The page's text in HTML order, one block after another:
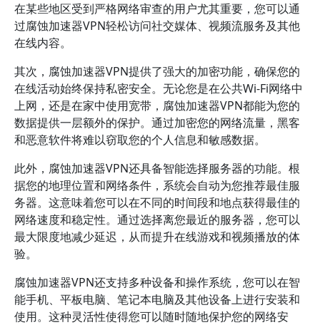
在某些地区受到严格网络审查的用户尤其重要，您可以通
过腐蚀加速器VPN轻松访问社交媒体、视频流服务及其他
在线内容。
其次，腐蚀加速器VPN提供了强大的加密功能，确保您的
在线活动始终保持私密安全。无论您是在公共Wi-Fi网络中
上网，还是在家中使用宽带，腐蚀加速器VPN都能为您的
数据提供一层额外的保护。通过加密您的网络流量，黑客
和恶意软件将难以窃取您的个人信息和敏感数据。
此外，腐蚀加速器VPN还具备智能选择服务器的功能。根
据您的地理位置和网络条件，系统会自动为您推荐最佳服
务器。这意味着您可以在不同的时间段和地点获得最佳的
网络速度和稳定性。通过选择离您最近的服务器，您可以
最大限度地减少延迟，从而提升在线游戏和视频播放的体
验。
腐蚀加速器VPN还支持多种设备和操作系统，您可以在智
能手机、平板电脑、笔记本电脑及其他设备上进行安装和
使用。这种灵活性使得您可以随时随地保护您的网络安